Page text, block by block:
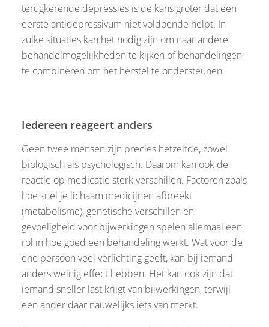
terugkerende depressies is de kans groter dat een
eerste antidepressivum niet voldoende helpt. In
zulke situaties kan het nodig zijn om naar andere
behandelmogelijkheden te kijken of behandelingen
te combineren om het herstel te ondersteunen.
Iedereen reageert anders
Geen twee mensen zijn precies hetzelfde, zowel
biologisch als psychologisch. Daarom kan ook de
reactie op medicatie sterk verschillen. Factoren zoals
hoe snel je lichaam medicijnen afbreekt
(metabolisme), genetische verschillen en
gevoeligheid voor bijwerkingen spelen allemaal een
rol in hoe goed een behandeling werkt. Wat voor de
ene persoon veel verlichting geeft, kan bij iemand
anders weinig effect hebben. Het kan ook zijn dat
iemand sneller last krijgt van bijwerkingen, terwijl
een ander daar nauwelijks iets van merkt.